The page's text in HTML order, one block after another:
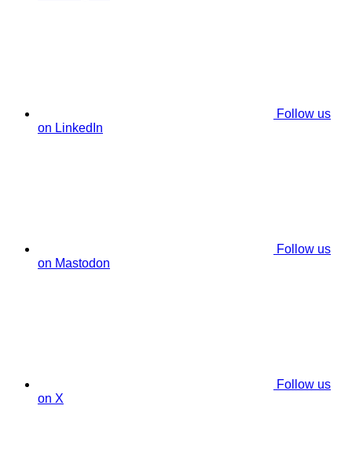
Follow us
on LinkedIn
Follow us
on Mastodon
Follow us
on X